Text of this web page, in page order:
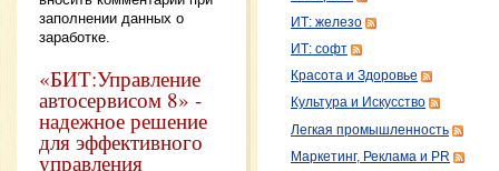
заполнении данных о
заработке.
«БИТ:Управление
автосервисом 8» -
надежное решение
для эффективного
управления
ИТ: железо
ИТ: софт
Красота и Здоровье
Культура и Искусство
Легкая промышленность
Маркетинг, Реклама и PR